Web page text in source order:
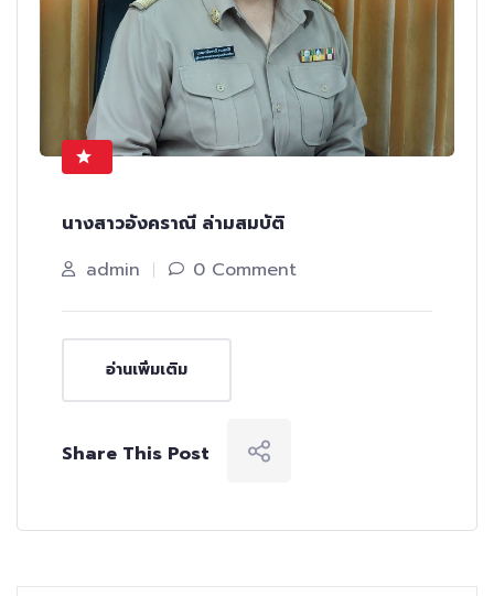
นางสาวอังคราณี ล่ามสมบัติ
admin
0 Comment
อ่านเพิ่มเติม
Share This Post